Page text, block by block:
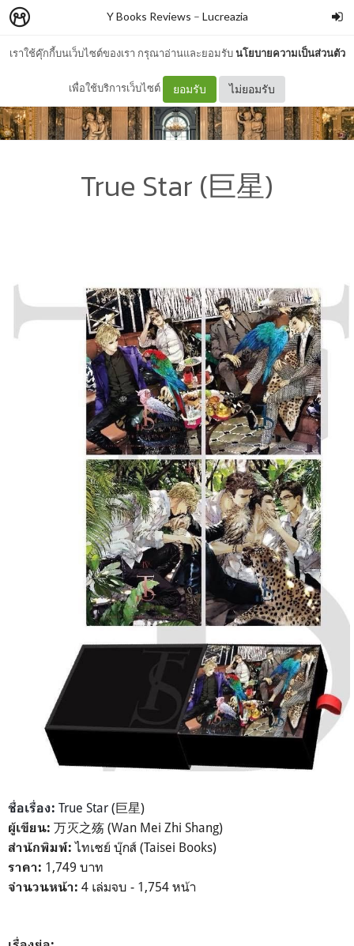
เราใช้คุ๊กกี้บนเว็บไซต์ของเรา กรุณาอ่านและยอมรับนโยบายความเป็นส่วนตัว
เพื่อใช้บริการเว็บไซต์ ยอมรับ ไม่ยอมรับ
Y Books Reviews – Lucreazia
True Star (巨星)
ชื่อเรื่อง: True Star (巨星)
ผู้เขียน: 万灭之殇 (Wan Mei Zhi Shang)
สำนักพิมพ์: ไทเซย์ บุ๊กส์ (Taisei Books)
ราคา: 1,749 บาท
จำนวนหน้า: 4 เล่มจบ - 1,754 หน้า